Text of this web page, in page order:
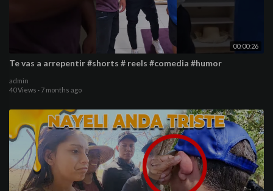
00:00:26
Te vas a arrepentir #shorts # reels #comedia #humor
admin
40 Views ·7 months ago